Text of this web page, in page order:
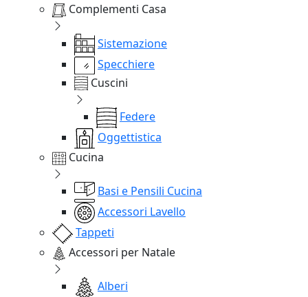
Complementi Casa
Sistemazione
Specchiere
Cuscini
Federe
Oggettistica
Cucina
Basi e Pensili Cucina
Accessori Lavello
Tappeti
Accessori per Natale
Alberi